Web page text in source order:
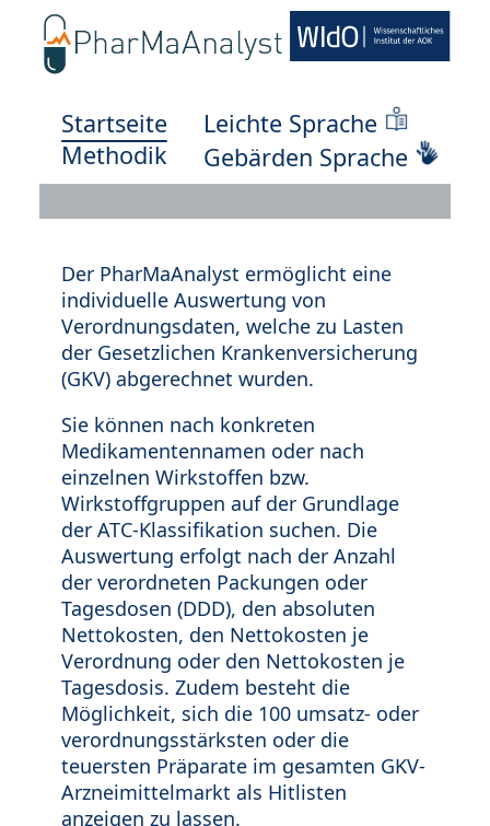
Startseite
Methodik
Leichte Sprache
Gebärden Sprache
Der PharMaAnalyst ermöglicht eine
individuelle Auswertung von
Verordnungsdaten, welche zu Lasten
der Gesetzlichen Krankenversicherung
(GKV) abgerechnet wurden.
Sie können nach konkreten
Medikamentennamen oder nach
einzelnen Wirkstoffen bzw.
Wirkstoffgruppen auf der Grundlage
der ATC-Klassifikation suchen. Die
Auswertung erfolgt nach der Anzahl
der verordneten Packungen oder
Tagesdosen (DDD), den absoluten
Nettokosten, den Nettokosten je
Verordnung oder den Nettokosten je
Tagesdosis. Zudem besteht die
Möglichkeit, sich die 100 umsatz- oder
verordnungsstärksten oder die
teuersten Präparate im gesamten GKV-
Arzneimittelmarkt als Hitlisten
anzeigen zu lassen.